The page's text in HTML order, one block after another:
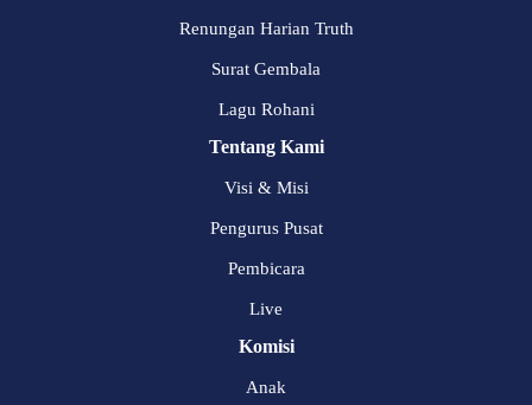
Renungan Harian Truth
Surat Gembala
Lagu Rohani
Tentang Kami
Visi & Misi
Pengurus Pusat
Pembicara
Live
Komisi
Anak